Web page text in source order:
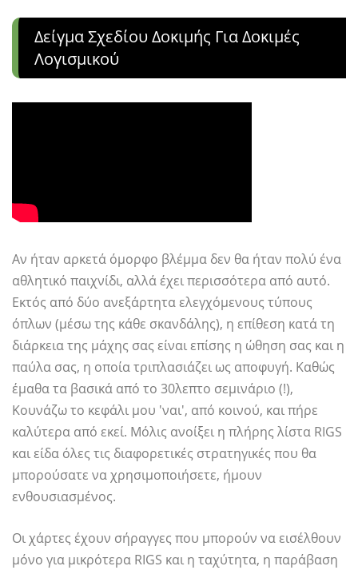
Δείγμα Σχεδίου Δοκιμής Για Δοκιμές
Λογισμικού
Αν ήταν αρκετά όμορφο βλέμμα δεν θα ήταν πολύ ένα
αθλητικό παιχνίδι, αλλά έχει περισσότερα από αυτό.
Εκτός από δύο ανεξάρτητα ελεγχόμενους τύπους
όπλων (μέσω της κάθε σκανδάλης), η επίθεση κατά τη
διάρκεια της μάχης σας είναι επίσης η ώθηση σας και η
παύλα σας, η οποία τριπλασιάζει ως αποφυγή. Καθώς
έμαθα τα βασικά από το 30λεπτο σεμινάριο (!),
Κουνάζω το κεφάλι μου 'ναι', από κοινού, και πήρε
καλύτερα από εκεί. Μόλις ανοίξει η πλήρης λίστα RIGS
και είδα όλες τις διαφορετικές στρατηγικές που θα
μπορούσατε να χρησιμοποιήσετε, ήμουν
ενθουσιασμένος.
Οι χάρτες έχουν σήραγγες που μπορούν να εισέλθουν
μόνο για μικρότερα RIGS και η ταχύτητα, η παράβαση